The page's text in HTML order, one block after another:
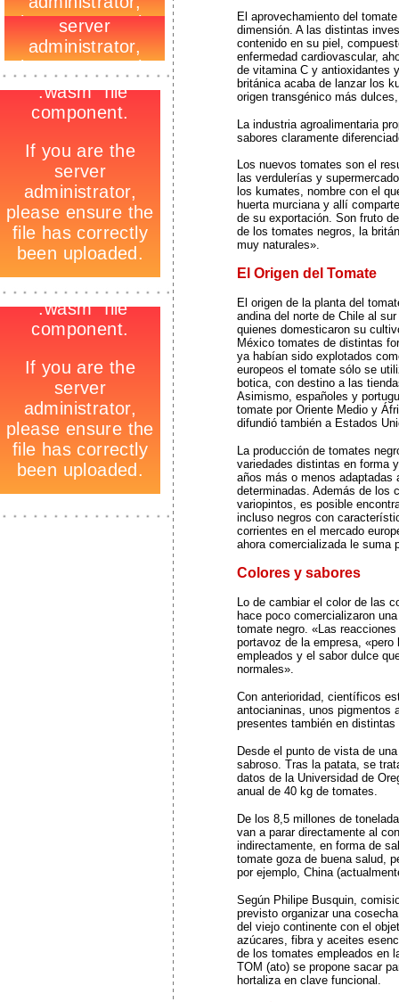
_
_
_
El aprovechamiento del
dimensión. A las distintas
contenido en su piel,
enfermedad cardiovascular,
de vitamina C y antioxidantes
británica acaba de lanzar los
origen transgénico más
La industria agroalimentaria
sabores claramente
Los nuevos tomates son el
las verdulerías y
los kumates, nombre con el
huerta murciana y allí
de su exportación. Son fruto
de los tomates negros, la
muy naturales».
El Origen del Tomate
El origen de la planta del
andina del norte de Chile al
quienes domesticaron su
México tomates de distintas
ya habían sido explotados
europeos el tomate sólo se
botica, con destino a las
Asimismo, españoles y
tomate por Oriente Medio y
difundió también a Estados
La producción de tomates
variedades distintas en forma
años más o menos
determinadas. Además de los
variopintos, es posible
incluso negros con
corrientes en el mercado
ahora comercializada le suma
Colores y sabores
Lo de cambiar el color de las
hace poco comercializaron
tomate negro. «Las
portavoz de la empresa,
empleados y el sabor dulce
normales».
Con anterioridad, científicos
antocianinas, unos pigmentos
presentes también en
Desde el punto de vista de
sabroso. Tras la patata, se
datos de la Universidad de
anual de 40 kg de tomates.
De los 8,5 millones de
van a parar directamente al
indirectamente, en forma de
tomate goza de buena salud,
por ejemplo, China
Según Philipe Busquin,
previsto organizar una
del viejo continente con el
azúcares, fibra y aceites
de los tomates empleados en
TOM (ato) se propone sacar
hortaliza en clave funcional.